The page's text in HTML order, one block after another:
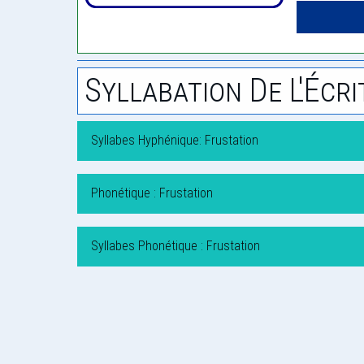
Syllabation De
Syllabes Hyphénique: Frustation
Phonétique : Frustation
Syllabes Phonétique : Frustation